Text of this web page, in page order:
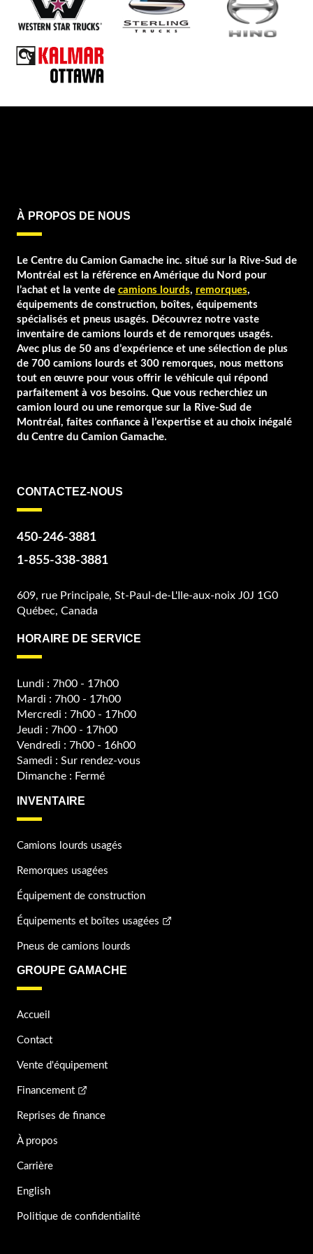
REITNOUER STARGATE
TRAILEX
TRAILKING
À PROPOS DE NOUS
Le Centre du Camion Gamache inc. situé sur la Rive-Sud de
Montréal est la référence en Amérique du Nord pour
l’achat et la vente de camions lourds, remorques,
équipements de construction, boîtes, équipements
spécialisés et pneus usagés. Découvrez notre vaste
inventaire de camions lourds et de remorques usagés.
Avec plus de 50 ans d’expérience et une sélection de plus
de 700 camions lourds et 300 remorques, nous mettons
tout en œuvre pour vous offrir le véhicule qui répond
parfaitement à vos besoins. Que vous recherchiez un
camion lourd ou une remorque sur la Rive-Sud de
Montréal, faites confiance à l’expertise et au choix inégalé
du Centre du Camion Gamache.
CONTACTEZ-NOUS
450-246-3881
1-855-338-3881
609, rue Principale, St-Paul-de-L'Ile-aux-noix J0J 1G0
Québec, Canada
HORAIRE DE SERVICE
Lundi : 7h00 - 17h00
Mardi : 7h00 - 17h00
Mercredi : 7h00 - 17h00
Jeudi : 7h00 - 17h00
Vendredi : 7h00 - 16h00
Samedi : Sur rendez-vous
Dimanche : Fermé
INVENTAIRE
Camions lourds usagés
Remorques usagées
Équipement de construction
Équipements et boîtes usagées
Pneus de camions lourds
GROUPE GAMACHE
Accueil
Contact
Vente d'équipement
Financement
Reprises de finance
À propos
Carrière
English
Politique de confidentialité